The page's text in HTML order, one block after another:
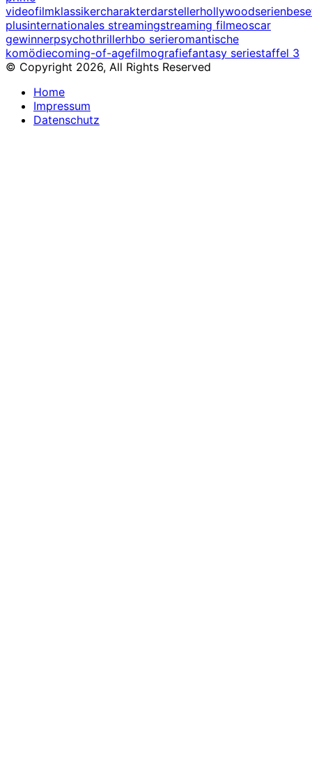
videofilmklassikercharakterdarstellerhollywood
plusinternationales streamingstreaming filmeoscar
gewinnerpsychothrillerhbo serieromantische
komödiecoming-of-agefilmografiefantasy seriestaffel 3
© Copyright 2026, All Rights Reserved
Home
Impressum
Datenschutz